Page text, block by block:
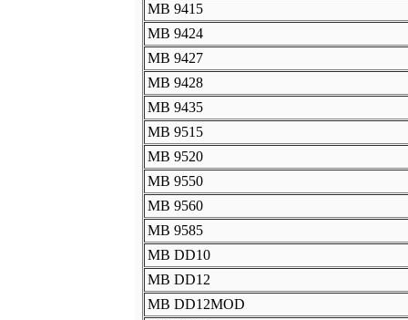
MB 9415
MB 9424
MB 9427
MB 9428
MB 9435
MB 9515
MB 9520
MB 9550
MB 9560
MB 9585
MB DD10
MB DD12
MB DD12MOD